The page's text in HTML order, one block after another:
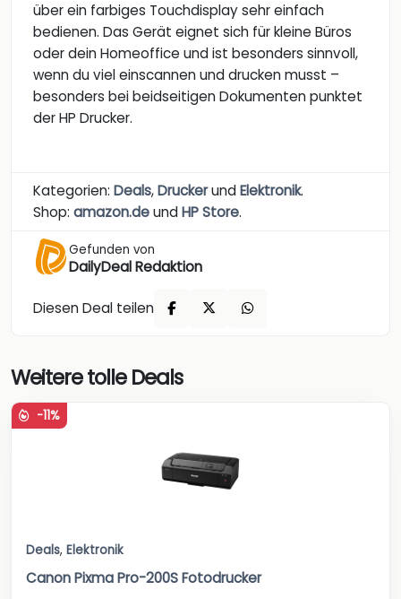
über ein farbiges Touchdisplay sehr einfach
bedienen. Das Gerät eignet sich für kleine Büros
oder dein Homeoffice und ist besonders sinnvoll,
wenn du viel einscannen und drucken musst –
besonders bei beidseitigen Dokumenten punktet
der HP Drucker.
Kategorien: Deals,DruckerundElektronik.
Shop: amazon.deundHP Store.
Gefunden von
DailyDeal Redaktion
Diesen Deal teilen
Weitere tolle Deals
-11%
Deals, Elektronik
Canon Pixma Pro-200S Fotodrucker